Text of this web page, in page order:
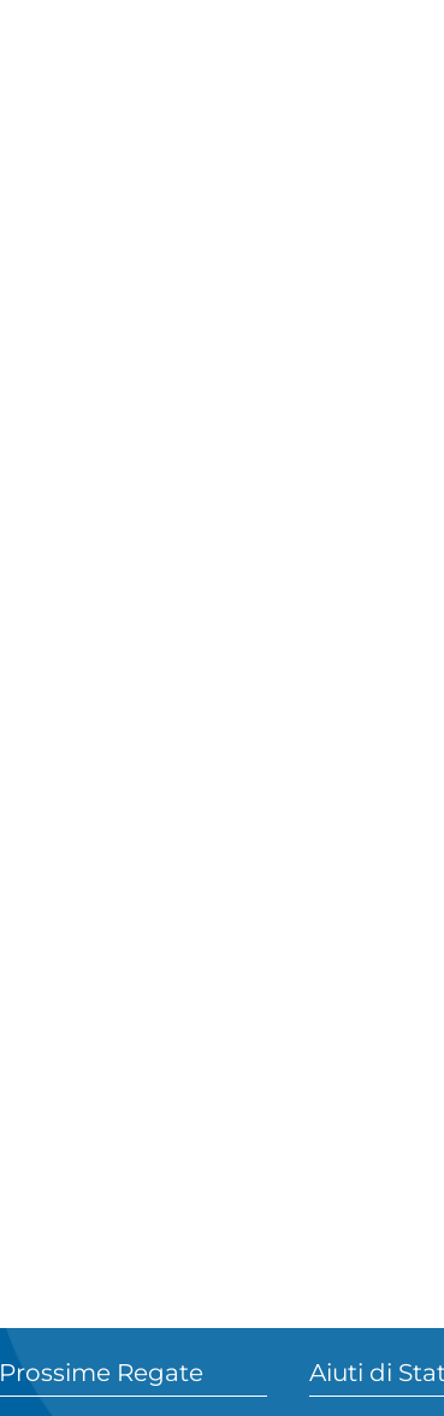
Prossime Regate Aiuti di